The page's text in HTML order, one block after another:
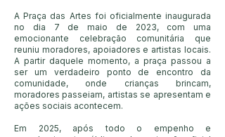
A Praça das Artes foi oficialmente inaugurada
no dia 7 de maio de 2023, com uma
emocionante celebração comunitária que
reuniu moradores, apoiadores e artistas locais.
A partir daquele momento, a praça passou a
ser um verdadeiro ponto de encontro da
comunidade, onde crianças brincam,
moradores passeiam, artistas se apresentam e
ações sociais acontecem.
Em 2025, após todo o empenho e